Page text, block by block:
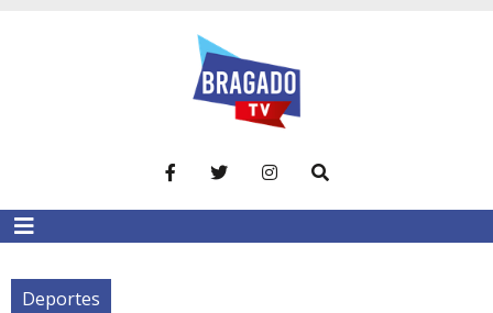
Deportes